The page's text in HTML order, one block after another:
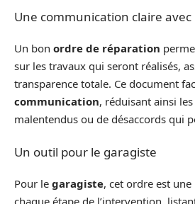
Une communication claire avec
Un bon ordre de réparation
sur les travaux qui seront réalisés,
transparence totale. Ce document
communication, réduisant ainsi
malentendus ou de désaccords qui
Un outil pour le garagiste
Pour le garagiste, cet ordre est
chaque étape de l’intervention,